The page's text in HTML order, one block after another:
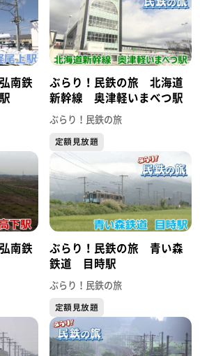
南鉄
ぶらり！民鉄の旅 北海道
新幹線 奥津軽いまべつ駅
ぶらり！民鉄の旅
定額見放題
南鉄
ぶらり！民鉄の旅 青い森
鉄道 目時駅
ぶらり！民鉄の旅
定額見放題